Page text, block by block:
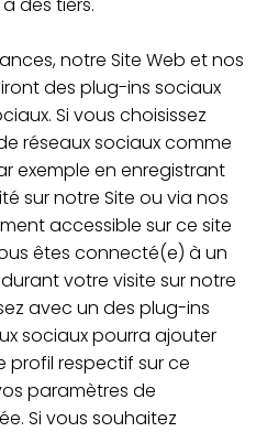
notre Site Web et nos
des plug-ins sociaux
Si vous choisissez
réseaux sociaux comme
exemple en enregistrant
sur notre Site ou via nos
accessible sur ce site
êtes connecté(e) à un
votre visite sur notre
avec un des plug-ins
sociaux pourra ajouter
profil respectif sur ce
paramètres de
Si vous souhaitez